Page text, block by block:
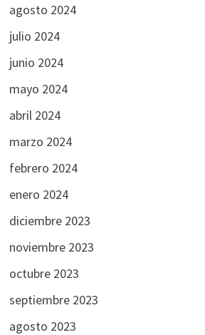
agosto 2024
julio 2024
junio 2024
mayo 2024
abril 2024
marzo 2024
febrero 2024
enero 2024
diciembre 2023
noviembre 2023
octubre 2023
septiembre 2023
agosto 2023